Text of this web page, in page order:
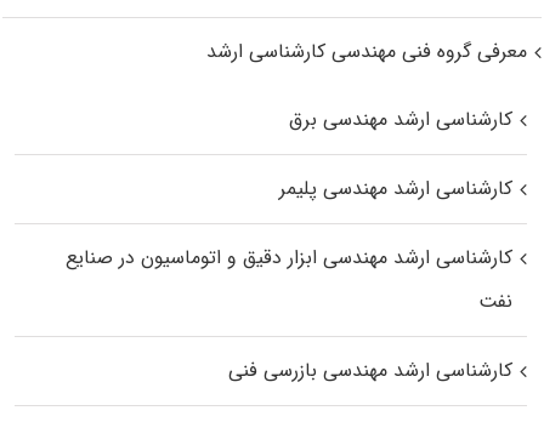
معرفی گروه فنی مهندسی کارشناسی ارشد
کارشناسی ارشد مهندسی برق
کارشناسی ارشد مهندسی پلیمر
کارشناسی ارشد مهندسی ابزار دقیق و اتوماسیون در صنایع
نفت
کارشناسی ارشد مهندسی بازرسی فنی